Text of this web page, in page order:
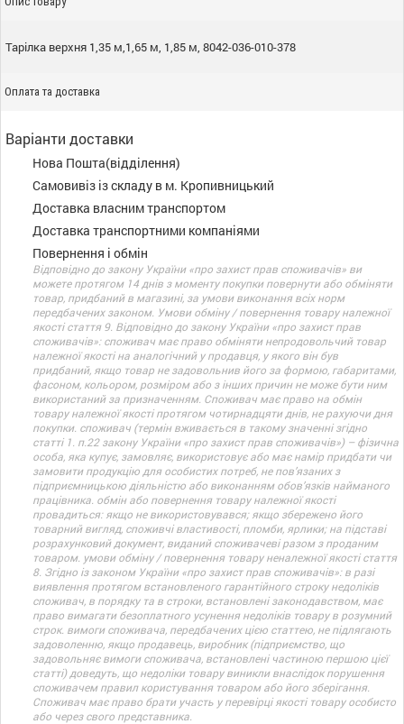
Тарілка верхня 1,35 м,1,65 м, 1,85 м, 8042-036-010-378
Оплата та доставка
Варіанти доставки
Нова Пошта(відділення)
Самовивіз із складу в м. Кропивницький
Доставка власним транспортом
Доставка транспортними компаніями
Повернення і обмін
Відповідно до закону України «про захист прав споживачів» ви
можете протягом 14 днів з моменту покупки повернути або обміняти
товар, придбаний в магазині, за умови виконання всіх норм
передбачених законом. Умови обміну / повернення товару належної
якості стаття 9. Відповідно до закону України «про захист прав
споживачів»: споживач має право обміняти непродовольчий товар
належної якості на аналогічний у продавця, у якого він був
придбаний, якщо товар не задовольнив його за формою, габаритами,
фасоном, кольором, розміром або з інших причин не може бути ним
використаний за призначенням. Споживач має право на обмін
товару належної якості протягом чотирнадцяти днів, не рахуючи дня
покупки. споживач (термін вживається в такому значенні згідно
статті 1. п.22 закону України «про захист прав споживачів») – фізична
особа, яка купує, замовляє, використовує або має намір придбати чи
замовити продукцію для особистих потреб, не пов’язаних з
підприємницькою діяльністю або виконанням обов’язків найманого
працівника. обмін або повернення товару належної якості
провадиться: якщо не використовувався; якщо збережено його
товарний вигляд, споживчі властивості, пломби, ярлики; на підставі
розрахунковий документ, виданий споживачеві разом з проданим
товаром. умови обміну / повернення товару неналежної якості стаття
8. Згідно із законом України «про захист прав споживачів»: в разі
виявлення протягом встановленого гарантійного строку недоліків
споживач, в порядку та в строки, встановлені законодавством, має
право вимагати безоплатного усунення недоліків товару в розумний
строк. вимоги споживача, передбачених цією статтею, не підлягають
задоволенню, якщо продавець, виробник (підприємство, що
задовольняє вимоги споживача, встановлені частиною першою цієї
статті) доведуть, що недоліки товару виникли внаслідок порушення
споживачем правил користування товаром або його зберігання.
Споживач має право брати участь у перевірці якості товару особисто
або через свого представника.